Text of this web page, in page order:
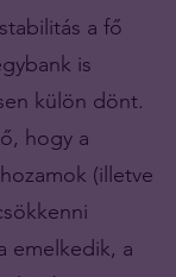
a fő
is
külön dönt.
hogy a
(illetve
emelkedik, a